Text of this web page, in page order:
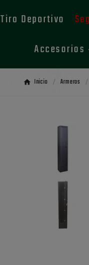
Tiro Deportivo
Accesorios
Inicio Armeros